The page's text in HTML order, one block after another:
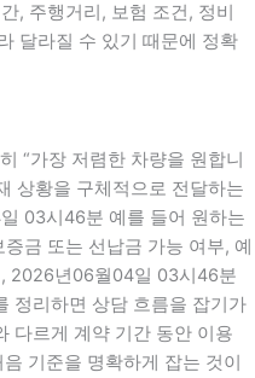
, 주행거리, 보험 조건, 정비
달라질 수 있기 때문에 정확
“가장 저렴한 차량을 원합니
상황을 구체적으로 전달하는
03시46분 예를 들어 원하는
금 또는 선납금 가능 여부, 예
2026년06월04일 03시46분
정리하면 상담 흐름을 잡기가
다르게 계약 기간 동안 이용
기준을 명확하게 잡는 것이